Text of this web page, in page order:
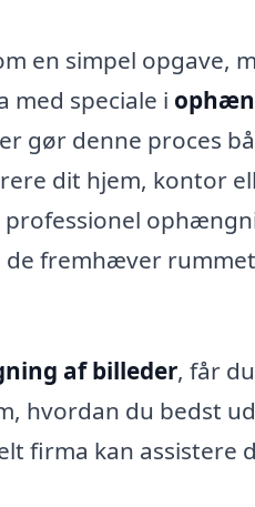
en simpel opgave,
speciale i
gør denne proces
dit hjem, kontor
fremhæver
af billeder, får
hvordan du bedst
firma kan assistere